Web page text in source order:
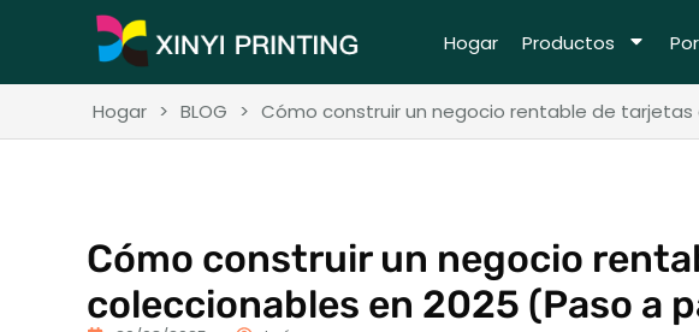
Hogar Productos
Hogar > BLOG > Cómo construir un negocio rentable de
Cómo construir un negocio
coleccionables en 2025 (Paso a